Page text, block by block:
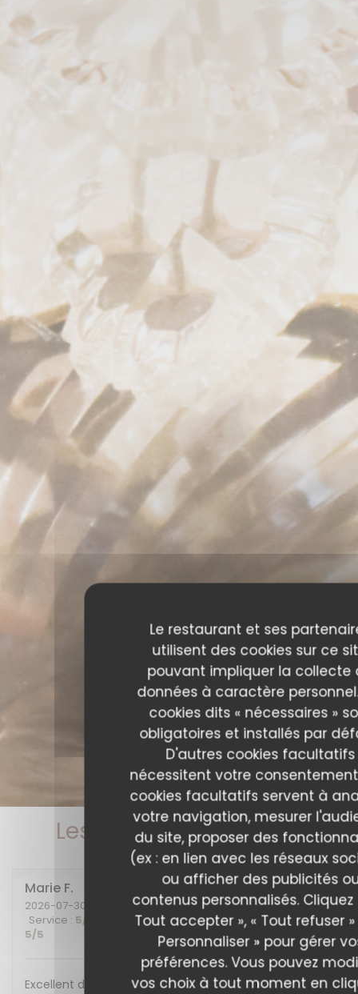
Le restaurant et ses
utilisent des cookies sur ce
pouvant impliquer la collecte
données à caractère
cookies dits « nécessaires »
obligatoires et installés par
D'autres cookies facultatifs
nécessitent votre
cookies facultatifs servent à
votre navigation, mesurer
du site, proposer des
(ex : en lien avec les réseaux
ou afficher des publicités
contenus personnalisés. Cliquez
Tout accepter », « Tout refuser »
Personnaliser » pour gérer
préférences. Vous pouvez
vos choix à tout moment en
Les avis de nos clients
Marie F
2026-07-30
- 20:00 - Couverts 2
Service : 5/5 Ambiance: 5 /5 Cuisine: 5 /5 Qualité / Prix:
5/5
Excellent diner et excellente soirée, nous